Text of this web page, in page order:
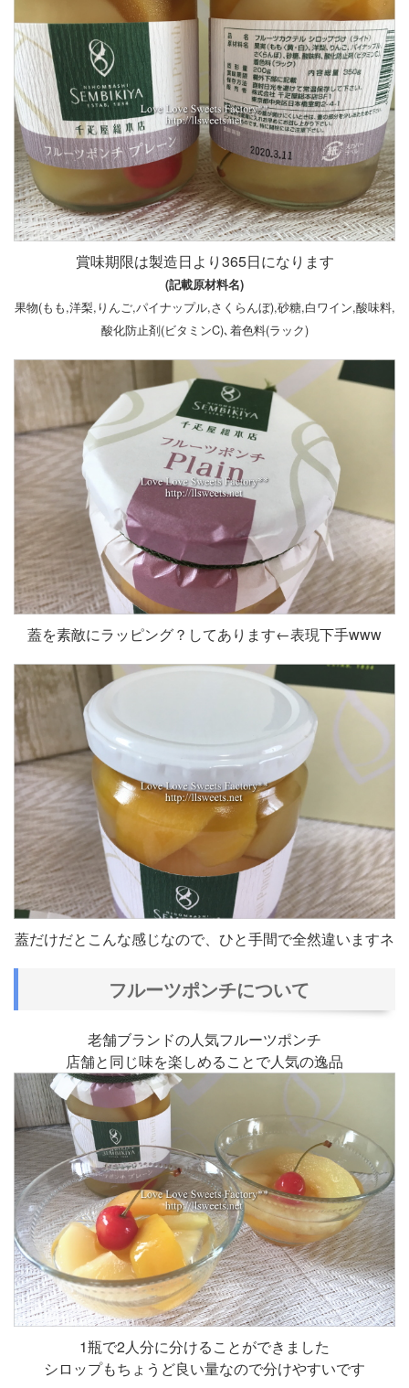
賞味期限は製造日より365日になります
(記載原材料名)
果物(もも,洋梨,りんご,パイナップル,さくらんぼ),砂糖,白ワイン,酸味料,
酸化防止剤(ビタミンC)､着色料(ラック)
蓋を素敵にラッピング？してあります←表現下手www
蓋だけだとこんな感じなので、ひと手間で全然違いますネ
フルーツポンチについて
老舗ブランドの人気フルーツポンチ
店舗と同じ味を楽しめることで人気の逸品
1瓶で2人分に分けることができました
シロップもちょうど良い量なので分けやすいです